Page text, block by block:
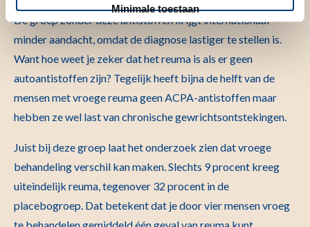
Minimale toestaan
De groep zonder deze antistoffen krijgt internationaal
minder aandacht, omdat de diagnose lastiger te stellen is.
Want hoe weet je zeker dat het reuma is als er geen
autoantistoffen zijn? Tegelijk heeft bijna de helft van de
mensen met vroege reuma geen ACPA-antistoffen maar
hebben ze wel last van chronische gewrichtsontstekingen.
Juist bij deze groep laat het onderzoek zien dat vroege
behandeling verschil kan maken. Slechts 9 procent kreeg
uiteindelijk reuma, tegenover 32 procent in de
placebogroep. Dat betekent dat je door vier mensen vroeg